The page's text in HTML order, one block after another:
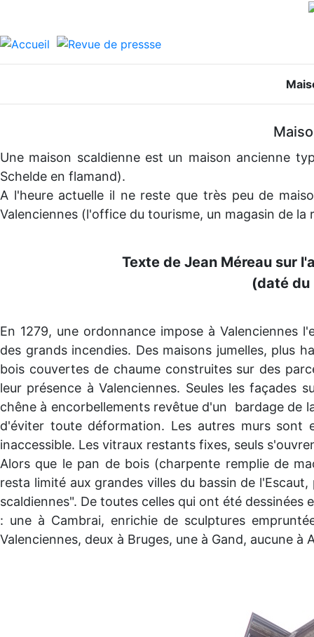
Une maison scaldienne est un maison ancienne
Schelde en flamand).
A l'heure actuelle il ne reste que très peu de
Valenciennes (l'office du tourisme, un magasin de la
Texte de Jean Méreau sur
(daté
En 1279, une ordonnance impose à Valenciennes
des grands incendies. Des maisons jumelles, plus
bois couvertes de chaume construites sur des
leur présence à Valenciennes. Seules les façades
chêne à encorbellements revêtue d'un bardage de
d'éviter toute déformation. Les autres murs sont
inaccessible. Les vitraux restants fixes, seuls
Alors que le pan de bois (charpente remplie de
resta limité aux grandes villes du bassin de
scaldiennes". De toutes celles qui ont été dessinées
: une à Cambrai, enrichie de sculptures
Valenciennes, deux à Bruges, une à Gand, aucune